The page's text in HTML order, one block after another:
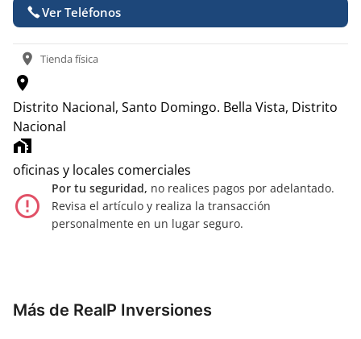
Ver Teléfonos
location_on Tienda física
location_on
Distrito Nacional, Santo Domingo. Bella Vista, Distrito
Nacional
home_work
oficinas y locales comerciales
error_outline
Por tu seguridad, no realices pagos por adelantado.
Revisa el artículo y realiza la transacción
personalmente en un lugar seguro.
Más de RealP Inversiones